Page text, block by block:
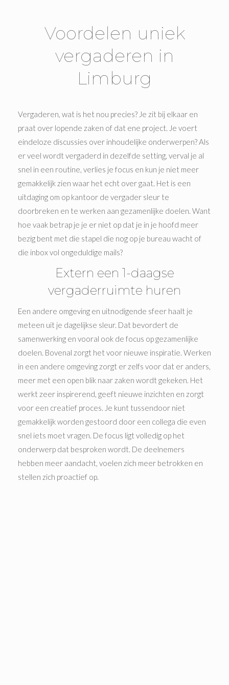
Voordelen uniek
vergaderen in
Limburg
Vergaderen, wat is het nou precies? Je zit bij elkaar en
praat over lopende zaken of dat ene project. Je voert
eindeloze discussies over inhoudelijke onderwerpen? Als
er veel wordt vergaderd in dezelfde setting, verval je al
snel in een routine, verlies je focus en kun je niet meer
gemakkelijk zien waar het echt over gaat. Het is een
uitdaging om op kantoor de vergader sleur te
doorbreken en te werken aan gezamenlijke doelen. Want
hoe vaak betrap je je er niet op dat je in je hoofd meer
bezig bent met die stapel die nog op je bureau wacht of
die inbox vol ongeduldige mails?
Extern een 1-daagse
vergaderruimte huren
Een andere omgeving en uitnodigende sfeer haalt je
meteen uit je dagelijkse sleur. Dat bevordert de
samenwerking en vooral ook de focus op gezamenlijke
doelen. Bovenal zorgt het voor nieuwe inspiratie. Werken
in een andere omgeving zorgt er zelfs voor dat er anders,
meer met een open blik naar zaken wordt gekeken. Het
werkt zeer inspirerend, geeft nieuwe inzichten en zorgt
voor een creatief proces. Je kunt tussendoor niet
gemakkelijk worden gestoord door een collega die even
snel iets moet vragen. De focus ligt volledig op het
onderwerp dat besproken wordt. De deelnemers
hebben meer aandacht, voelen zich meer betrokken en
stellen zich proactief op.